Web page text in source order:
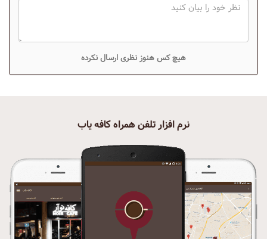
هیچ کس هنوز نظری ارسال نکرده
نرم افزار تلفن همراه کافه یاب